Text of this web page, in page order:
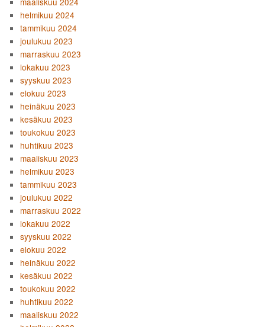
helmikuu 2024
tammikuu 2024
joulukuu 2023
marraskuu 2023
lokakuu 2023
syyskuu 2023
elokuu 2023
heinäkuu 2023
kesäkuu 2023
toukokuu 2023
huhtikuu 2023
maaliskuu 2023
helmikuu 2023
tammikuu 2023
joulukuu 2022
marraskuu 2022
lokakuu 2022
syyskuu 2022
elokuu 2022
heinäkuu 2022
kesäkuu 2022
toukokuu 2022
huhtikuu 2022
maaliskuu 2022